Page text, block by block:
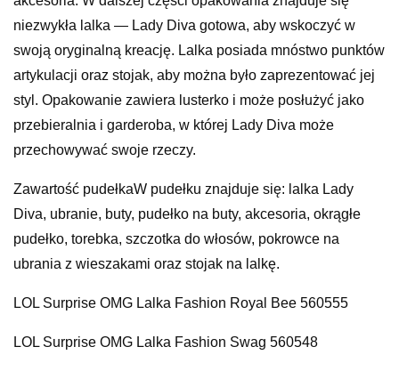
niezwykła lalka — Lady Diva gotowa, aby wskoczyć w
swoją oryginalną kreację. Lalka posiada mnóstwo punktów
artykulacji oraz stojak, aby można było zaprezentować jej
styl. Opakowanie zawiera lusterko i może posłużyć jako
przebieralnia i garderoba, w której Lady Diva może
przechowywać swoje rzeczy.
Zawartość pudełkaW pudełku znajduje się: lalka Lady
Diva, ubranie, buty, pudełko na buty, akcesoria, okrągłe
pudełko, torebka, szczotka do włosów, pokrowce na
ubrania z wieszakami oraz stojak na lalkę.
LOL Surprise OMG Lalka Fashion Royal Bee 560555
LOL Surprise OMG Lalka Fashion Swag 560548